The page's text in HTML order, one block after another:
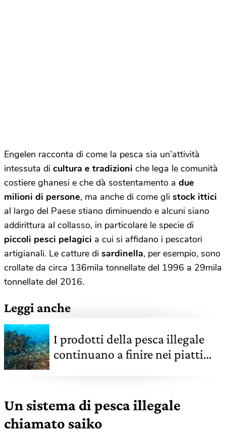
Engelen racconta di come la pesca sia un’attività
intessuta di cultura e tradizioni che lega le comunità
costiere ghanesi e che dà sostentamento a due
milioni di persone, ma anche di come gli stock ittici
al largo del Paese stiano diminuendo e alcuni siano
addirittura al collasso, in particolare le specie di
piccoli pesci pelagici a cui si affidano i pescatori
artigianali. Le catture di sardinella, per esempio, sono
crollate da circa 136mila tonnellate del 1996 a 29mila
tonnellate del 2016.
Leggi anche
I prodotti della pesca illegale
continuano a finire nei piatti
Un sistema di pesca illegale
chiamato saiko